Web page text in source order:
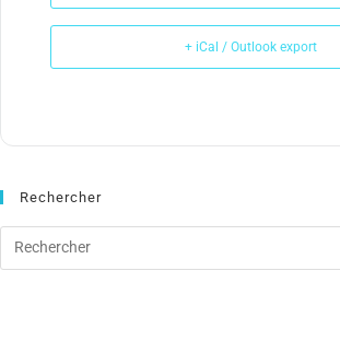
+ iCal / Outlook export
Rechercher